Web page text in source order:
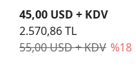
55,00 USD + KDV %18
45,00 USD + KDV
2.570,86 TL